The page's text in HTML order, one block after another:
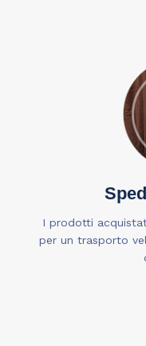
I prodotti
per un trasporto